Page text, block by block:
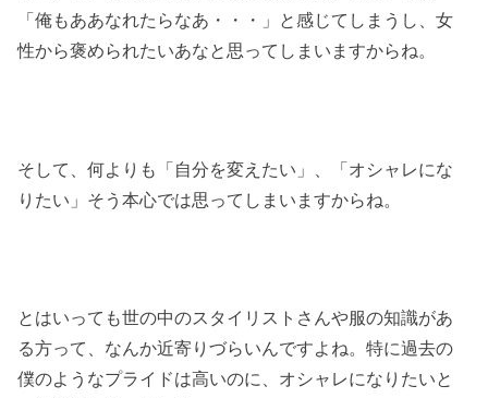
「俺もああなれたらなあ・・・」と感じてしまうし、女
性から褒められたいあなと思ってしまいますからね。
そして、何よりも「自分を変えたい」、「オシャレにな
りたい」そう本心では思ってしまいますからね。
とはいっても世の中のスタイリストさんや服の知識があ
る方って、なんか近寄りづらいんですよね。特に過去の
僕のようなプライドは高いのに、オシャレになりたいと